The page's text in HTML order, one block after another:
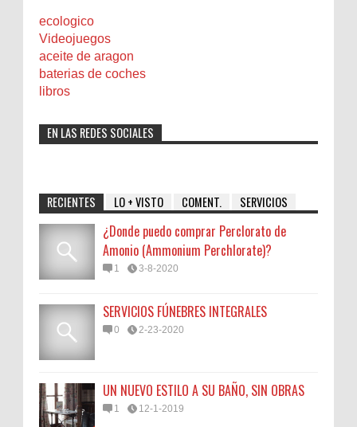
ecologico
Videojuegos
aceite de aragon
baterias de coches
libros
EN LAS REDES SOCIALES
RECIENTES LO + VISTO COMENT. SERVICIOS
¿Donde puedo comprar Perclorato de
Amonio (Ammonium Perchlorate)?
1 3-8-2020
SERVICIOS FÚNEBRES INTEGRALES
0 2-23-2020
UN NUEVO ESTILO A SU BAÑO, SIN OBRAS
1 12-1-2019